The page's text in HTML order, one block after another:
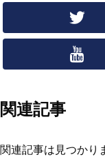
関連記事
関連記事は見つかり